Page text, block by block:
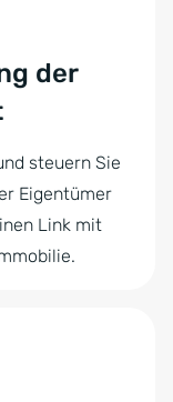
der
steuern Sie
Eigentümer
Link mit